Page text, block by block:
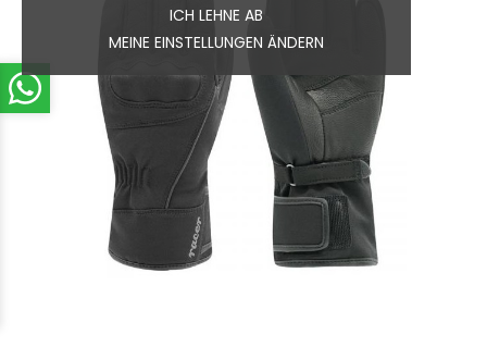
ICH LEHNE AB
MEINE EINSTELLUNGEN ÄNDERN